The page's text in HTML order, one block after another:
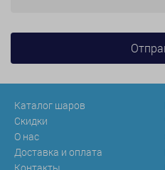
Каталог шаров
Скидки
О нас
Доставка и оплата